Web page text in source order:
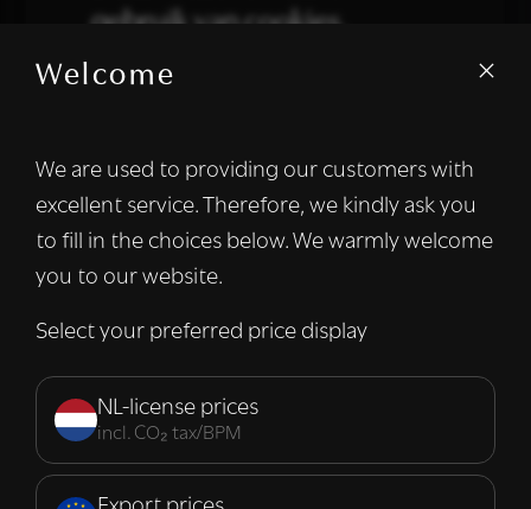
Welcome
We are used to providing our customers with
excellent service. Therefore, we kindly ask you
to fill in the choices below. We warmly welcome
you to our website.
Select your preferred price display
NL-license prices
incl. CO₂ tax/BPM
gebruik van cookies.
We gebruiken cookies om inhoud en
informatie over uw gebruik van onze site
met onze advertentie- en analysepartners,
die deze kunnen combineren met andere
informatie die u aan hen heeft verstrekt of
van hun diensten. Lees verder
Strikt
noodzakelijk
Prestatie Targeting